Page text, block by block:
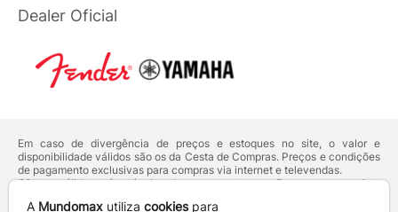
Dealer Oficial
Em caso de divergência de preços e estoques no site, o valor e
disponibilidade válidos são os da Cesta de Compras. Preços e condições
de pagamento exclusivas para compras via internet e televendas.
Ofertas válidas até o término de nossos estoques. Para compras acima
A Mundomax utiliza cookiespara